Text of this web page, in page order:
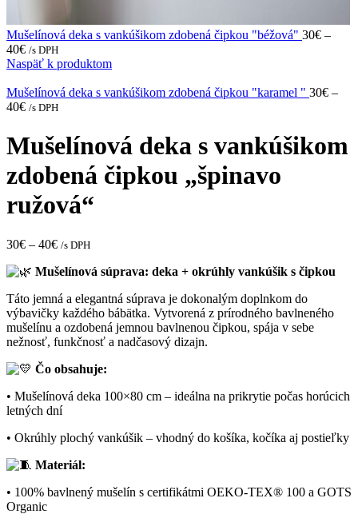
Mušelínová deka s vankúšikom zdobená čipkou "béžová" 30€ –
40€ /s DPH
Naspäť k produktom
Mušelínová deka s vankúšikom zdobená čipkou "karamel " 30€ –
40€ /s DPH
Mušelínová deka s vankúšikom
zdobená čipkou „špinavo
ružová“
30€ – 40€ /s DPH
Mušelínová súprava: deka + okrúhly vankúšik s čipkou
Táto jemná a elegantná súprava je dokonalým doplnkom do
výbavičky každého bábätka. Vytvorená z prírodného bavlneného
mušelínu a ozdobená jemnou bavlnenou čipkou, spája v sebe
nežnosť, funkčnosť a nadčasový dizajn.
Čo obsahuje:
• Mušelínová deka 100×80 cm – ideálna na prikrytie počas horúcich
letných dní
• Okrúhly plochý vankúšik – vhodný do košíka, kočíka aj postieľky
Materiál:
• 100% bavlnený mušelín s certifikátmi OEKO-TEX® 100 a GOTS
Organic